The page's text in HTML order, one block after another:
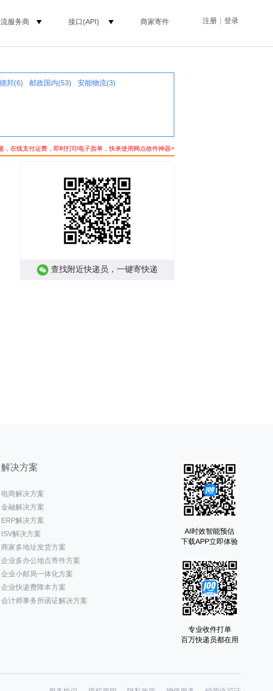
注册 登录
服务商 接口(API) 商家寄件
德邦(6) 邮政国内(53)
安能物流(3)
，在线支付运费，即时打印电子面单，快来使用网点收件神器>
查找附近快递员，一键寄快递
解决方案
电商解决方案
金融解决方案
ERP解决方案
ISV解决方案
商家多地址发货方案
企业多办公地点寄件方案
企业小邮局一体化方案
企业快递费降本方案
会计师事务所函证解决方案
AI时效智能预估
下载APP立即体验
专业收件打单
百万快递员都在用